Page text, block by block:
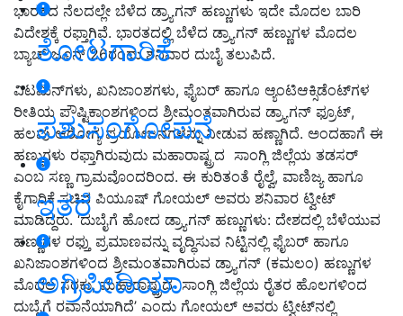
ತೋಟಗಾರಿಕೆ
ಪಶುಸಂಗೋಪನೆ
ಇತರೆ
ಅಗ್ರಿಪೀಡಿಯಾ
ಭಾರತದ ನೆಲದಲ್ಲೇ ಬೆಳೆದ ಡ್ರ್ಯಾಗನ್ ಹಣ್ಣುಗಳು ಇದೇ ಮೊದಲ ಬಾರಿ
ವಿದೇಶಕ್ಕೆ ರಫ್ತಾಗಿವೆ. ಭಾರತದಲ್ಲಿ ಬೆಳೆದ ಡ್ರ್ಯಾಗನ್ ಹಣ್ಣುಗಳ ಮೊದಲ
ಬ್ಯಾಚ್ ಜೂನ್26ರಂದು ಶನಿವಾರ ದುಬೈ ತಲುಪಿದೆ.
ವಿಟಮಿನ್‌ಗಳು, ಖನಿಜಾಂಶಗಳು, ಫೈಬರ್ ಹಾಗೂ ಆ್ಯಂಟಿಆಕ್ಸಿಡೆಂಟ್‌ಗಳ
ರೀತಿಯ ಪೌಷ್ಟಿಕಾಂಶಗಳಿಂದ ಶ್ರೀಮಂತವಾಗಿರುವ ಡ್ರ್ಯಾಗನ್ ಫ್ರೂಟ್,
ಹಲವು ಆರೋಗ್ಯ ಪ್ರಯೋಜನಗಳನ್ನು ನೀಡುವ ಹಣ್ಣಾಗಿದೆ. ಅಂದಹಾಗೆ ಈ
ಹಣ್ಣುಗಳು ರಫ್ತಾಗಿರುವುದು ಮಹಾರಾಷ್ಟ್ರದ ಸಾಂಗ್ಲಿ ಜಿಲ್ಲೆಯ ತಡಸರ್
ಎಂಬ ಸಣ್ಣ ಗ್ರಾಮವೊಂದರಿಂದ. ಈ ಕುರಿತಂತೆ ರೈಲ್ವೆ, ವಾಣಿಜ್ಯ ಹಾಗೂ
ಕೈಗಾರಿಕೆ ಸಚಿವ ಪಿಯೂಷ್ ಗೋಯಲ್ ಅವರು ಶನಿವಾರ ಟ್ವೀಟ್
ಮಾಡಿದ್ದರು. ‘ದುಬೈಗೆ ಹೋದ ಡ್ರ್ಯಾಗನ್ ಹಣ್ಣುಗಳು: ದೇಶದಲ್ಲಿ ಬೆಳೆಯುವ
ಹಣ್ಣುಗಳ ರಫ್ತು ಪ್ರಮಾಣವನ್ನು ವೃದ್ಧಿಸುವ ನಿಟ್ಟಿನಲ್ಲಿ ಫೈಬರ್ ಹಾಗೂ
ಖನಿಜಾಂಶಗಳಿಂದ ಶ್ರೀಮಂತವಾಗಿರುವ ಡ್ರ್ಯಾಗನ್ (ಕಮಲಂ) ಹಣ್ಣುಗಳ
ಮೊದಲ ಸರಕು,ಮಹಾರಾಷ್ಟ್ರದ ಸಾಂಗ್ಲಿ ಜಿಲ್ಲೆಯ ರೈತರ ಹೊಲಗಳಿಂದ
ದುಬೈಗೆ ರವಾನೆಯಾಗಿದೆ’ ಎಂದು ಗೋಯಲ್ ಅವರು ಟ್ವೀಟ್‌ನಲ್ಲಿ